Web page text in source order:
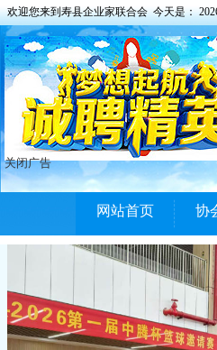
欢迎您来到寿县企业家联合会 今天是：
网站首页 协
关闭广告